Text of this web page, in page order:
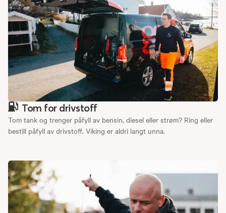
Tom for drivstoff
Tom tank og trenger påfyll av bensin, diesel eller strøm? Ring eller
bestill påfyll av drivstoff. Viking er aldri langt unna.